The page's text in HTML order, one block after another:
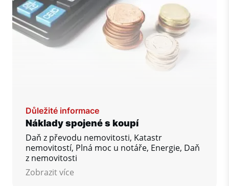
Důležité informace
Náklady spojené s koupí
Daň z převodu nemovitosti, Katastr
nemovitostí, Plná moc u notáře, Energie, Daň
z nemovitosti
Zobrazit více